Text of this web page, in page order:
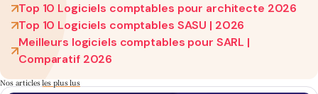
Top 10 Logiciels comptables pour architecte 2026
Top 10 Logiciels comptables SASU | 2026
Meilleurs logiciels comptables pour SARL |
Comparatif 2026
Nos articlesles plus lus